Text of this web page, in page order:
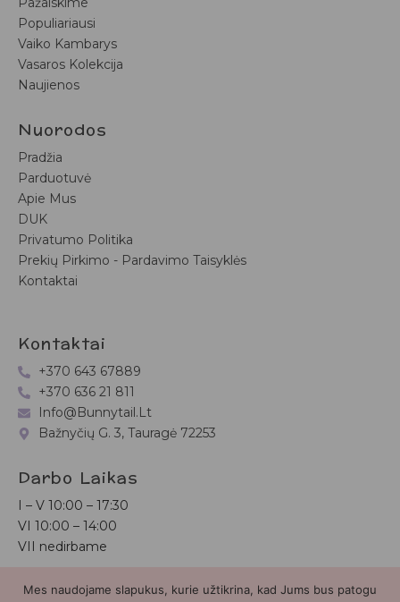
Populiariausi
Vaiko Kambarys
Vasaros Kolekcija
Naujienos
Nuorodos
Pradžia
Parduotuvė
Apie Mus
DUK
Privatumo Politika
Prekių Pirkimo - Pardavimo Taisyklės
Kontaktai
Kontaktai
+370 643 67889
+370 636 21 811
Info@bunnytail.lt
Bažnyčių G. 3, Tauragė 72253
Darbo Laikas
I – V 10:00 – 17:30
VI 10:00 – 14:00
VII nedirbame
Mes naudojame slapukus, kurie užtikrina, kad Jums bus patogu